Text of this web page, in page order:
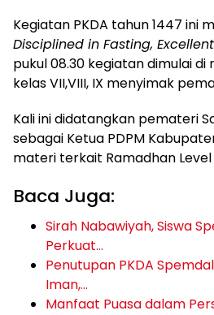
Kegiatan PKDA tahun 1447 ini
Disciplined in Fasting,
pukul 08.30 kegiatan dimulai di
kelas VII,VIII, IX menyimak
Kali ini didatangkan pemateri
sebagai Ketua PDPM
materi terkait Ramadhan Level
Baca Juga:
Sirah Nabawiyah, Siswa
Perkuat…
Penutupan PKDA
Iman,…
Manfaat Puasa dalam